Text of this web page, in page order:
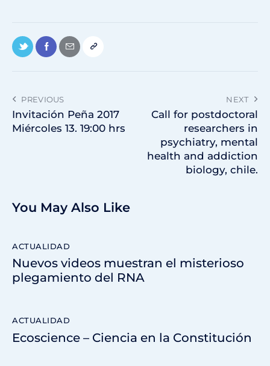
PREVIOUS
Invitación Peña 2017
Miércoles 13. 19:00 hrs
NEXT
Call for postdoctoral
researchers in
psychiatry, mental
health and addiction
biology, chile.
You May Also Like
ACTUALIDAD
Nuevos videos muestran el misterioso
plegamiento del RNA
ACTUALIDAD
Ecoscience – Ciencia en la Constitución